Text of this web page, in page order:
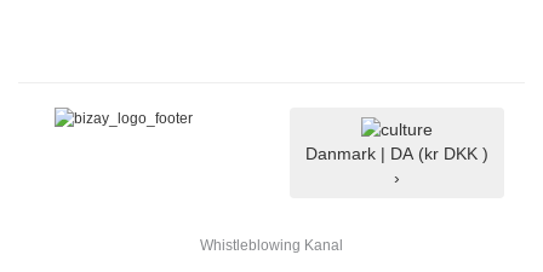
Danmark | DA (kr DKK )
›
Whistleblowing Kanal